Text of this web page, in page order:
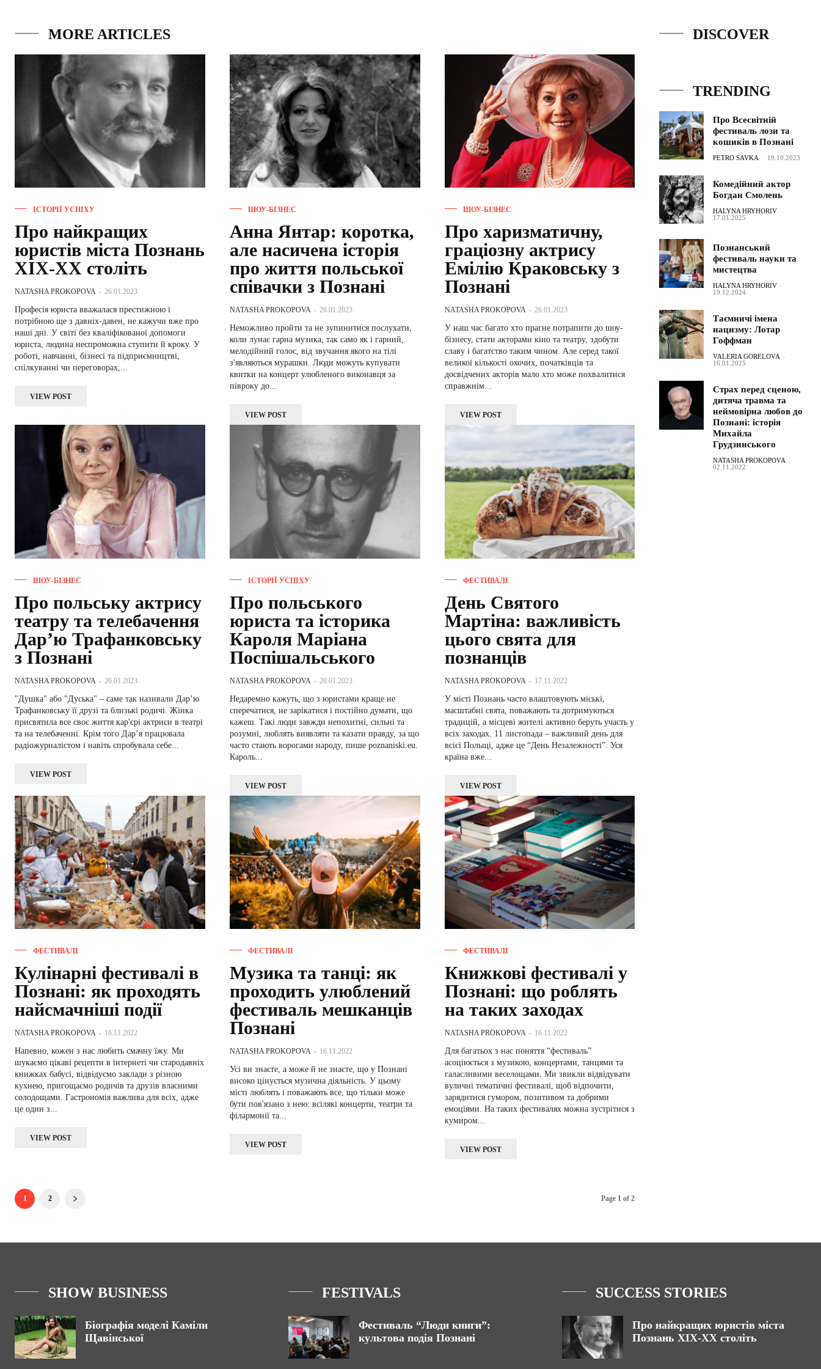
MORE ARTICLES
ІСТОРІЇ УСПІХУ
Про найкращих
юристів міста Познань
ХІХ-ХХ століть
NATASHA PROKOPOVA - 26.01.2023
Професія юриста вважалася престижною і
потрібною ще з давніх-давен, не кажучи вже про
наші дні. У світі без кваліфікованої допомоги
юриста, людина неспроможна ступити й кроку. У
роботі, навчанні, бізнесі та підприємництві,
спілкуванні чи переговорах,...
VIEW POST
ШОУ-БІЗНЕС
Анна Янтар: коротка,
але насичена історія
про життя польської
співачки з Познані
NATASHA PROKOPOVA - 26.01.2023
Неможливо пройти та не зупинитися послухати,
коли лунає гарна музика, так само як і гарний,
мелодійний голос, від звучання якого на тілі
з'являються мурашки. Люди можуть купувати
квитки на концерт улюбленого виконавця за
півроку до...
VIEW POST
ШОУ-БІЗНЕС
Про харизматичну,
граціозну актрису
Емілію Краковську з
Познані
NATASHA PROKOPOVA - 26.01.2023
У наш час багато хто прагне потрапити до шоу-
бізнесу, стати акторами кіно та театру, здобути
славу і багатство таким чином. Але серед такої
великої кількості охочих, початківців та
досвідчених акторів мало хто може похвалитися
справжнім...
VIEW POST
ШОУ-БІЗНЕС
Про польську актрису
театру та телебачення
Дар’ю Трафанковську
з Познані
NATASHA PROKOPOVA - 26.01.2023
"Душка" або "Дуська" – саме так називали Дар’ю
Трафанковську її друзі та близькі родичі. Жінка
присвятила все своє життя кар'єрі актриси в театрі
та на телебаченні. Крім того Дар’я працювала
радіожурналістом і навіть спробувала себе...
VIEW POST
ІСТОРІЇ УСПІХУ
Про польського
юриста та історика
Кароля Маріана
Поспішальського
NATASHA PROKOPOVA - 20.01.2023
Недаремно кажуть, що з юристами краще не
сперечатися, не зарікатися і постійно думати, що
кажеш. Такі люди завжди непохитні, сильні та
розумні, люблять виявляти та казати правду, за що
часто стають ворогами народу, пише poznaniski.eu.
Кароль...
VIEW POST
ФЕСТИВАЛІ
День Святого
Мартіна: важливість
цього свята для
познанців
NATASHA PROKOPOVA - 17.11.2022
У місті Познань часто влаштовують міські,
масштабні свята, поважають та дотримуються
традицій, а місцеві жителі активно беруть участь у
всіх заходах. 11 листопада – важливий день для
всієї Польщі, адже це “День Незалежності”. Уся
країна вже...
VIEW POST
ФЕСТИВАЛІ
Кулінарні фестивалі в
Познані: як проходять
найсмачніші події
NATASHA PROKOPOVA - 16.11.2022
Напевно, кожен з нас любить смачну їжу. Ми
шукаємо цікаві рецепти в інтернеті чи стародавніх
книжках бабусі, відвідуємо заклади з різною
кухнею, пригощаємо родичів та друзів власними
солодощами. Гастрономія важлива для всіх, адже
це один з...
VIEW POST
ФЕСТИВАЛІ
Музика та танці: як
проходить улюблений
фестиваль мешканців
Познані
NATASHA PROKOPOVA - 16.11.2022
Усі ви знаєте, а може й не знаєте, що у Познані
високо цінується музична діяльність. У цьому
місті люблять і поважають все, що тільки може
бути пов'язано з нею: всілякі концерти, театри та
філармонії та...
VIEW POST
ФЕСТИВАЛІ
Книжкові фестивалі у
Познані: що роблять
на таких заходах
NATASHA PROKOPOVA - 16.11.2022
Для багатьох з нас поняття “фестиваль”
асоціюється з музикою, концертами, танцями та
галасливими веселощами. Ми звикли відвідувати
вуличні тематичні фестивалі, щоб відпочити,
зарядитися гумором, позитивом та добрими
емоціями. На таких фестивалях можна зустрітися з
кумиром...
VIEW POST
1 2 Page 1 of 2
DISCOVER
TRENDING
Про Всесвітній
фестиваль лози та
кошиків в Познані
PETRO SAVKA - 19.10.2023
Комедійний актор
Богдан Смолень
HALYNA HRYHORIV -
17.01.2025
Познанський
фестиваль науки та
мистецтва
HALYNA HRYHORIV -
19.12.2024
Таємничі імена
нацизму: Лотар
Гоффман
VALERIA GORELOVA -
16.01.2025
Страх перед сценою,
дитяча травма та
неймовірна любов до
Познані: історія
Михайла
Грудзинського
NATASHA PROKOPOVA -
02.11.2022
SHOW BUSINESS
Біографія моделі Каміли
Щавінської
FESTIVALS
Фестиваль “Люди книги”:
культова подія Познані
SUCCESS STORIES
Про найкращих юристів міста
Познань ХІХ-ХХ століть